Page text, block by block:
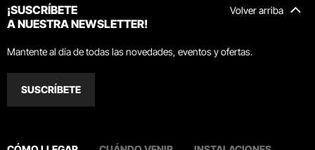
Volver arriba
¡SUSCRÍBETE
A NUESTRA NEWSLETTER!
Mantente al día de todas las novedades, eventos y ofertas.
SUSCRÍBETE